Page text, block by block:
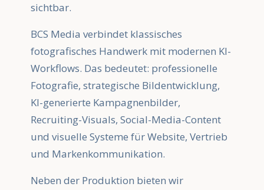
sichtbar.
BCS Media verbindet klassisches
fotografisches Handwerk mit modernen KI-
Workflows. Das bedeutet: professionelle
Fotografie, strategische Bildentwicklung,
KI-generierte Kampagnenbilder,
Recruiting-Visuals, Social-Media-Content
und visuelle Systeme für Website, Vertrieb
und Markenkommunikation.
Neben der Produktion bieten wir